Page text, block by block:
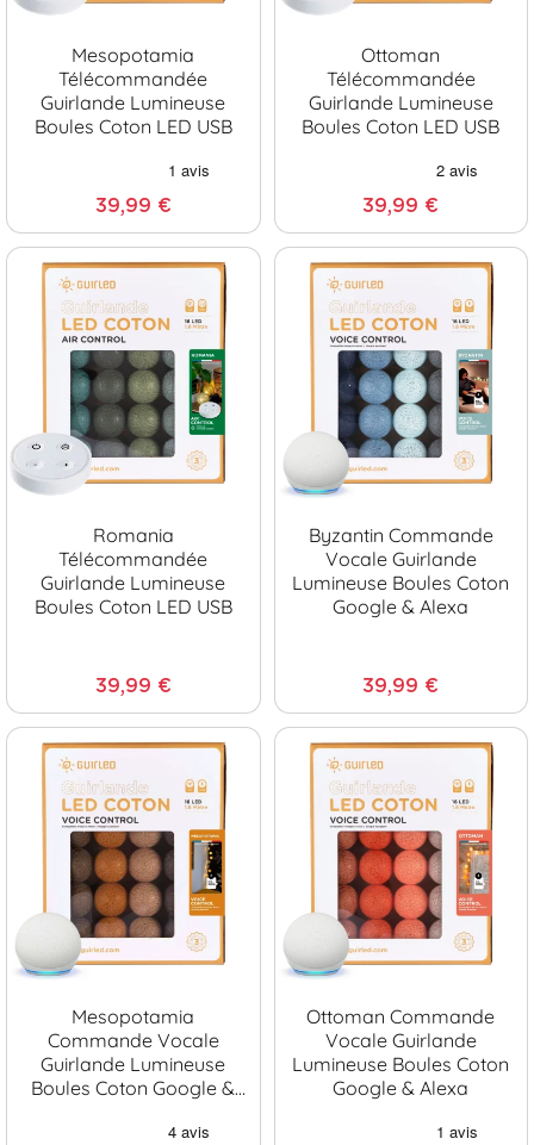
Mesopotamia
Télécommandée
Guirlande Lumineuse
Boules Coton LED USB
39,99 €
Ottoman
Télécommandée
Guirlande Lumineuse
Boules Coton LED USB
39,99 €
Romania
Télécommandée
Guirlande Lumineuse
Boules Coton LED USB
39,99 €
Byzantin Commande
Vocale Guirlande
Lumineuse Boules Coton
Google & Alexa
39,99 €
Mesopotamia
Commande Vocale
Guirlande Lumineuse
Boules Coton Google &
Ottoman Commande
Vocale Guirlande
Lumineuse Boules Coton
Google & Alexa